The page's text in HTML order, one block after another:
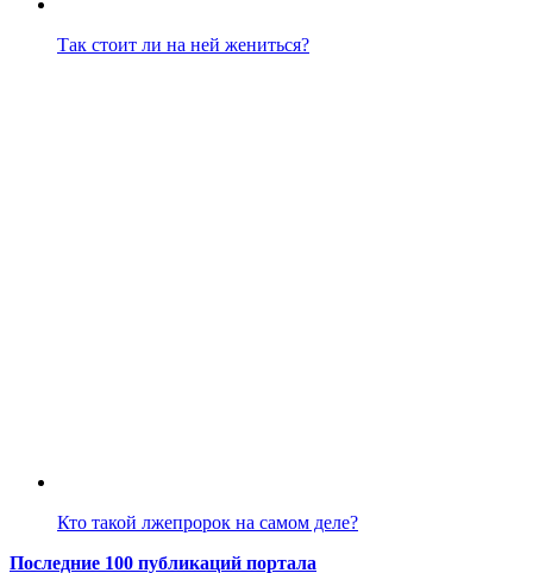
Так стоит ли на ней жениться?
Кто такой лжепророк на самом деле?
Последние 100 публикаций портала